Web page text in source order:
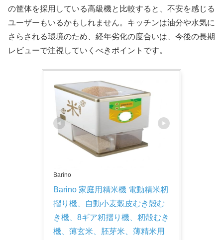
の筐体を採用している高級機と比較すると、不安を感じる
ユーザーもいるかもしれません。キッチンは油分や水気に
さらされる環境のため、経年劣化の度合いは、今後の長期
レビューで注視していくべきポイントです。
Barino
Barino 家庭用精米機 電動精米籾
摺り機、自動小麦穀皮むき殻む
き機、8ギア籾摺り機、籾殻むき
機、薄玄米、胚芽米、薄精米用